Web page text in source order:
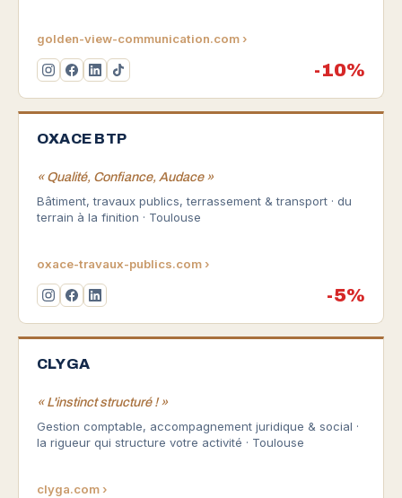
golden-view-communication.com ›
-10%
OXACE BTP
« Qualité, Confiance, Audace »
Bâtiment, travaux publics, terrassement & transport · du
terrain à la finition · Toulouse
oxace-travaux-publics.com ›
-5%
CLYGA
« L'instinct structuré ! »
Gestion comptable, accompagnement juridique & social ·
la rigueur qui structure votre activité · Toulouse
clyga.com ›